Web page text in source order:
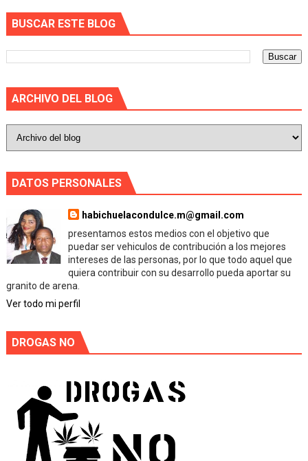
BUSCAR ESTE BLOG
ARCHIVO DEL BLOG
DATOS PERSONALES
habichuelacondulce.m@gmail.com
presentamos estos medios con el objetivo que
puedar ser vehiculos de contribución a los mejores
intereses de las personas, por lo que todo aquel que
quiera contribuir con su desarrollo pueda aportar su
granito de arena.
Ver todo mi perfil
DROGAS NO